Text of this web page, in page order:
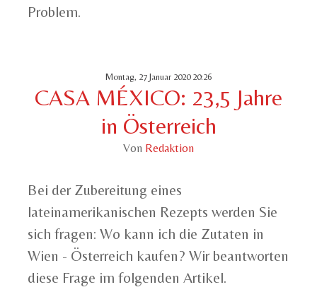
Problem.
Montag, 27 Januar 2020 20:26
CASA MÉXICO: 23,5 Jahre
in Österreich
Von Redaktion
Bei der Zubereitung eines
lateinamerikanischen Rezepts werden Sie
sich fragen: Wo kann ich die Zutaten in
Wien - Österreich kaufen? Wir beantworten
diese Frage im folgenden Artikel.